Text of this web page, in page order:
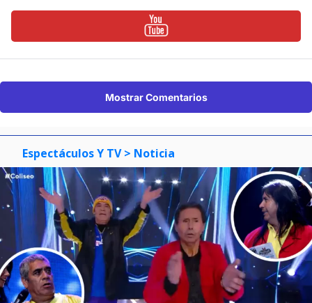
Mostrar Comentarios
Espectáculos Y TV > Noticia